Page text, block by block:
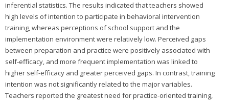
inferential statistics. The results indicated that teachers showed
high levels of intention to participate in behavioral intervention
training, whereas perceptions of school support and the
implementation environment were relatively low. Perceived gaps
between preparation and practice were positively associated with
self-efficacy, and more frequent implementation was linked to
higher self-efficacy and greater perceived gaps. In contrast, training
intention was not significantly related to the major variables.
Teachers reported the greatest need for practice-oriented training,